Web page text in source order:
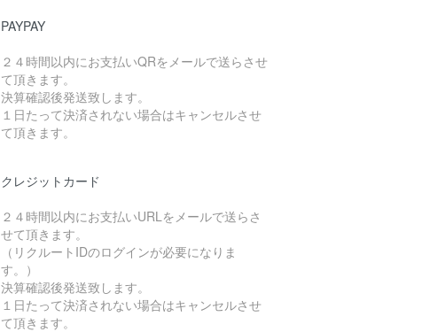
PAYPAY
２４時間以内にお支払いQRをメールで送らさせ
て頂きます。
決算確認後発送致します。
１日たって決済されない場合はキャンセルさせ
て頂きます。
クレジットカード
２４時間以内にお支払いURLをメールで送らさ
せて頂きます。
（リクルートIDのログインが必要になりま
す。）
決算確認後発送致します。
１日たって決済されない場合はキャンセルさせ
て頂きます。